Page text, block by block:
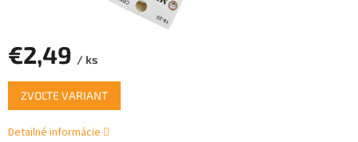
€2,49 / ks
Jednotková
cena:
ZVOĽTE VARIANT
Detailné informácie